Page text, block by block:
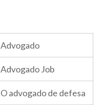
Advogado
Advogado Job
O advogado de defesa